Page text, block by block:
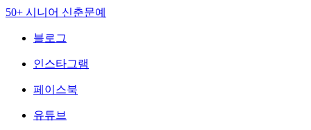
50+ 시니어 신춘문예
블로그
인스타그램
페이스북
유튜브